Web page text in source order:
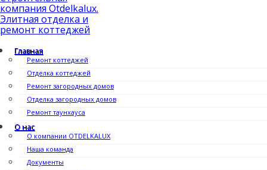
Главная
Ремонт коттеджей
Отделка коттеджей
Ремонт загородных домов
Отделка загородных домов
Ремонт таунхауса
О нас
О компании OTDELKALUX
Наша команда
Документы